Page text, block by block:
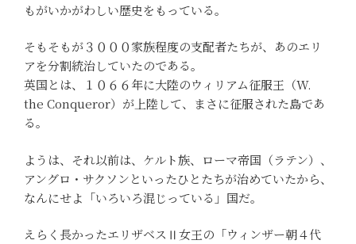
もがいかがわしい歴史をもっている。
そもそもが３０００家族程度の支配者たちが、あのエリ
アを分割統治していたのである。
英国とは、１０６６年に大陸のウィリアム征服王（W.
the Conqueror）が上陸して、まさに征服された島であ
る。
ようは、それ以前は、ケルト族、ローマ帝国（ラテン）、
アングロ・サクソンといったひとたちが治めていたから、
なんにせよ「いろいろ混じっている」国だ。
えらく長かったエリザベスⅡ女王の「ウィンザー朝４代